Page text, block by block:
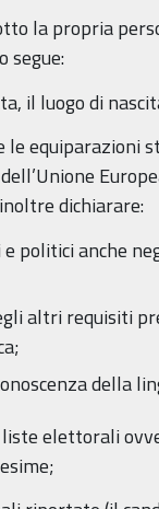
la propria
segue:
il luogo di
equiparazioni
dichiarare:
politici anche
altri requisiti
della
elettorali